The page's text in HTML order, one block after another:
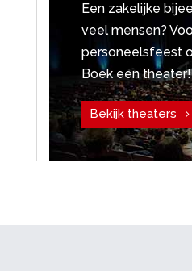
Een zakelijke
veel mensen?
personeelsfeest
Boek een theater!
Bekijk theaters